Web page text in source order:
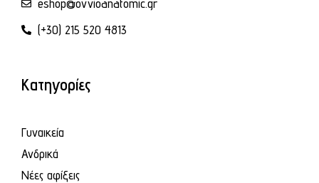
(+30) 215 520 4813
Κατηγορίες
Γυναικεία
Ανδρικά
Νέες αφίξεις